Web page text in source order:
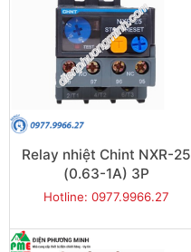
Relay nhiệt Chint NXR-25
(0.63-1A) 3P
Hotline: 0977.9966.27